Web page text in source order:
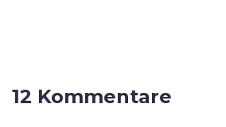
12 Kommentare